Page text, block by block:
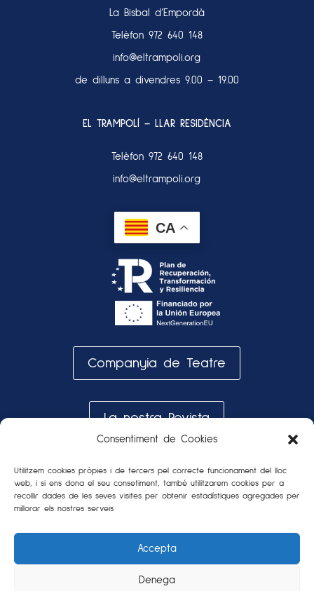
Consentiment de Cookies
Utilitzem cookies pròpies i de tercers pel correcte funcionament del lloc
web, i si ens dona el seu consetiment, també utilitzarem cookies per a
recollir dades de les seves visites per obtenir estadístiques agregades per
millorar els nostres serveis.
Accepta
Denega
La Bisbal d’Empordà
Telèfon 972 640 148
info@eltrampoli.org
de dilluns a divendres 9.00 – 19.00
EL TRAMPOLÍ – LLAR RESIDÈNCIA
Telèfon 972 640 148
info@eltrampoli.org
CA
Companyia de Teatre
La nostra Revista
Galeria de fotos